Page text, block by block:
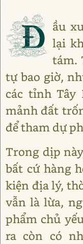
Đ ầu
lại
tám.
tự bao giờ,
các tỉnh Tây
mảnh đất
để tham dự
Trong dịp
bất cứ hàng
kiện địa lý,
vẫn là lừa,
phẩm chủ
ra còn có